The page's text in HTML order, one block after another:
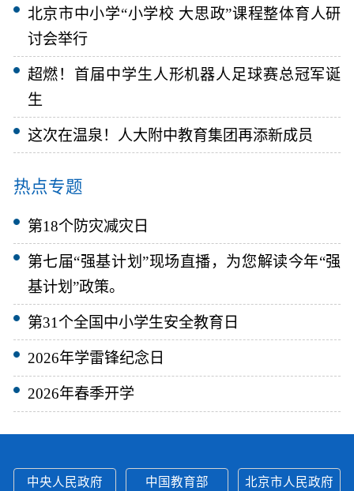
北京市中小学“小学校 大思政”课程整体育人研
讨会举行
超燃！首届中学生人形机器人足球赛总冠军诞
生
这次在温泉！人大附中教育集团再添新成员
热点专题
第18个防灾减灾日
第七届“强基计划”现场直播，为您解读今年“强
基计划”政策。
第31个全国中小学生安全教育日
2026年学雷锋纪念日
2026年春季开学
中央人民政府 中国教育部 北京市人民政府